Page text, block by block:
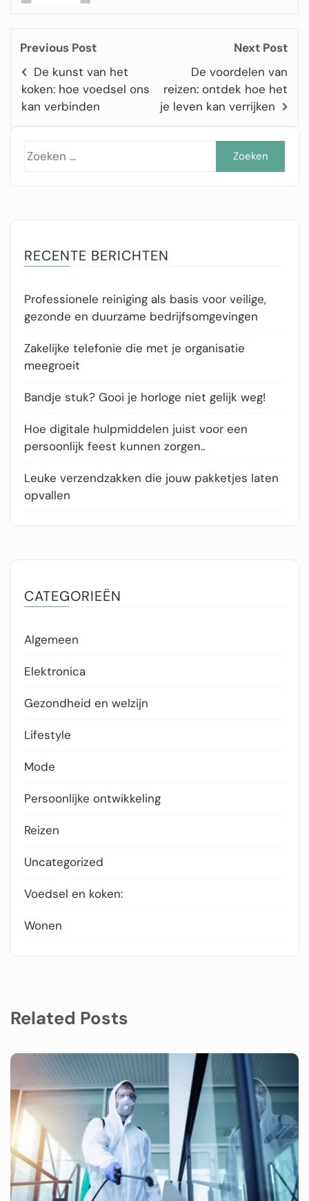
Previous Post
De kunst van het
koken: hoe voedsel ons
kan verbinden
Next Post
De voordelen van
reizen: ontdek hoe het
je leven kan verrijken
RECENTE BERICHTEN
Professionele reiniging als basis voor veilige,
gezonde en duurzame bedrijfsomgevingen
Zakelijke telefonie die met je organisatie
meegroeit
Bandje stuk? Gooi je horloge niet gelijk weg!
Hoe digitale hulpmiddelen juist voor een
persoonlijk feest kunnen zorgen..
Leuke verzendzakken die jouw pakketjes laten
opvallen
CATEGORIEËN
Algemeen
Elektronica
Gezondheid en welzijn
Lifestyle
Mode
Persoonlijke ontwikkeling
Reizen
Uncategorized
Voedsel en koken:
Wonen
Related Posts